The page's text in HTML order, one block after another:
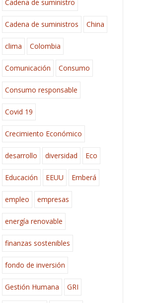
Cadena de suministro
Cadena de suministros China
clima Colombia
Comunicación Consumo
Consumo responsable
Covid 19
Crecimiento Económico
desarrollo diversidad Eco
Educación EEUU Emberá
empleo empresas
energía renovable
finanzas sostenibles
fondo de inversión
Gestión Humana GRI